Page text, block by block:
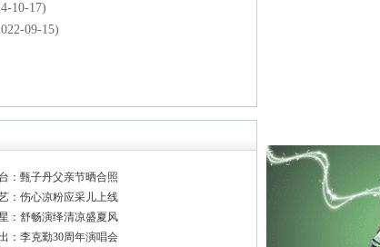
10-17)
09-15)